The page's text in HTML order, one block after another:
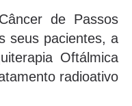
de Passos
seus pacientes, a
Oftálmica
radioativo